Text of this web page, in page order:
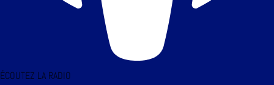
ÉCOUTEZ LA RADIO